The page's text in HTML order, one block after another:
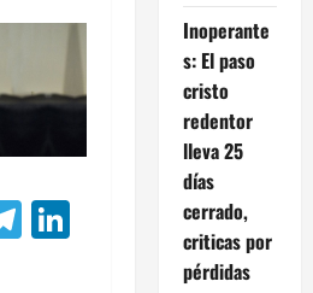
Telegram
LinkedIn
Inoperante
s: El paso
cristo
redentor
lleva 25
días
cerrado,
criticas por
pérdidas